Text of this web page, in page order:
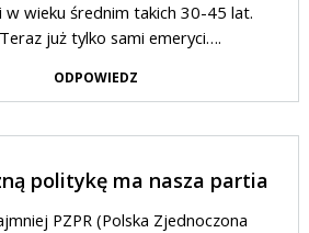
i w wieku średnim takich 30-45 lat.
Teraz już tylko sami emeryci….
ODPOWIEDZ
politykę ma nasza partia
PZPR (Polska Zjednoczona